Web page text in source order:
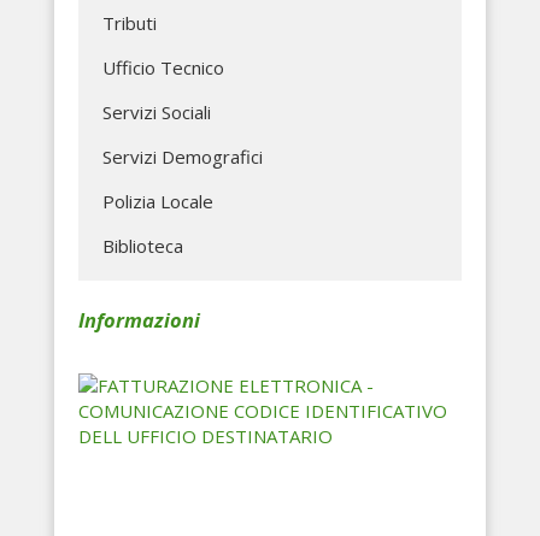
Tributi
Ufficio Tecnico
Servizi Sociali
Servizi Demografici
Polizia Locale
Biblioteca
Informazioni